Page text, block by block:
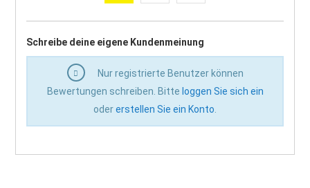
Schreibe deine eigene Kundenmeinung
Nur registrierte Benutzer können
Bewertungen schreiben. Bitte loggen Sie sich ein
odererstellen Sie ein Konto.